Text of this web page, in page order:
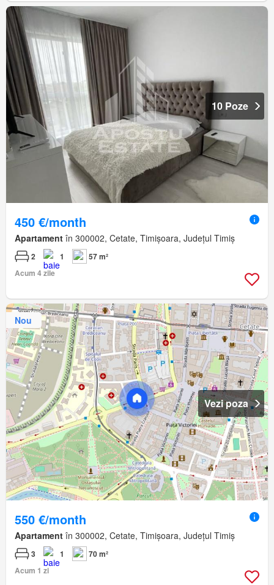
10 Poze
450 €/month
Apartament în 300002, Cetate, Timișoara, Județul Timiș
2 1
57 m²
Acum 4 zile
Nou
Vezi poza
550 €/month
Apartament în 300002, Cetate, Timișoara, Județul Timiș
3 1
70 m²
Acum 1 zi